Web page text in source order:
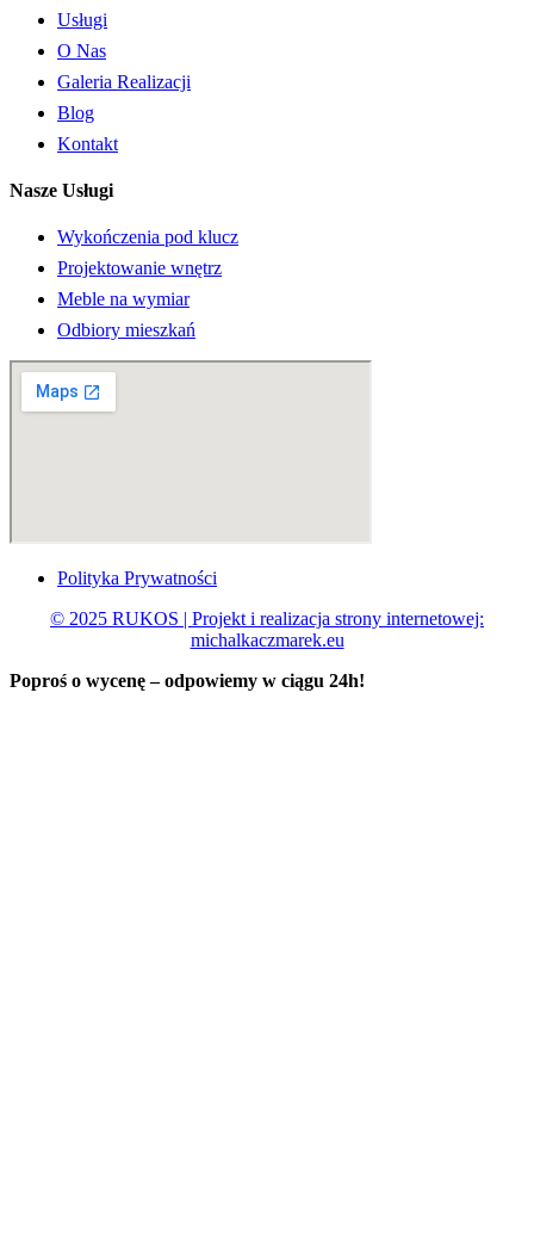
Usługi
O Nas
Galeria Realizacji
Blog
Kontakt
Nasze Usługi
Wykończenia pod klucz
Projektowanie wnętrz
Meble na wymiar
Odbiory mieszkań
Polityka Prywatności
© 2025 RUKOS | Projekt i realizacja strony internetowej:
michalkaczmarek.eu
Poproś o wycenę – odpowiemy w ciągu 24h!